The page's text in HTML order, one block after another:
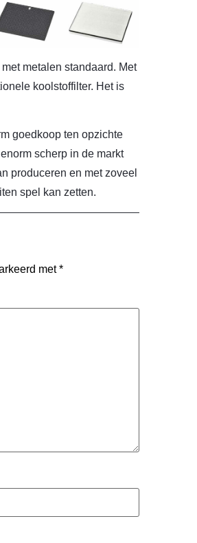
metalen standaard. Met
koolstoffilter. Het is
goedkoop ten opzichte
scherp in de markt
produceren en met zoveel
spel kan zetten.
met*